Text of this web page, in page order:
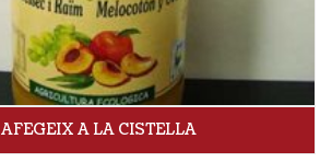
AFEGEIX A LA CISTELLA